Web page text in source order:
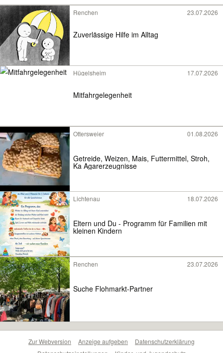
Renchen 23.07.2026
Zuverlässige Hilfe im Alltag
Hügelsheim 17.07.2026
Mitfahrgelegenheit
Ottersweier 01.08.2026
Getreide, Weizen, Mais, Futtermittel, Stroh,
Ka Agarerzeugnisse
Lichtenau 18.07.2026
Eltern und Du - Programm für Familien mit
kleinen Kindern
Renchen 23.07.2026
Suche Flohmarkt-Partner
Zur Webversion Anzeige aufgeben
Datenschutzerklärung